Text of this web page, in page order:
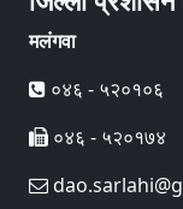
मलंगवा
०४६ - ५२०१०६
०४६ - ५२०१७४